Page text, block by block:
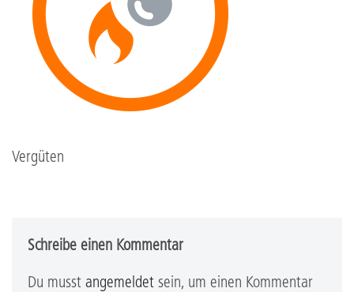
Vergüten
Schreibe einen Kommentar
Du musst angemeldet sein, um einen Kommentar